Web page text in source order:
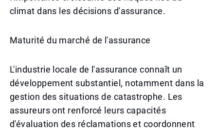
climat dans les décisions d'assurance.
Maturité du marché de l'assurance
L'industrie locale de l'assurance connaît un
développement substantiel, notamment dans la
gestion des situations de catastrophe. Les
assureurs ont renforcé leurs capacités
d'évaluation des réclamations et coordonnent